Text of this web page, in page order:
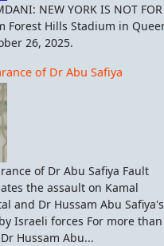
NEW YORK IS NOT FOR
Forest Hills Stadium in
26, 2025.
of Dr Abu Safiya
of Dr Abu Safiya Fault
the assault on Kamal
and Dr Hussam Abu Safiya's
Israeli forces For more than
Hussam Abu...